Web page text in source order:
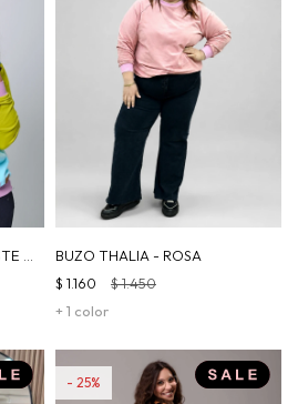
|
BUZO THALIA - ROSA
+ 1 color
$ 1.160 $1.450
25